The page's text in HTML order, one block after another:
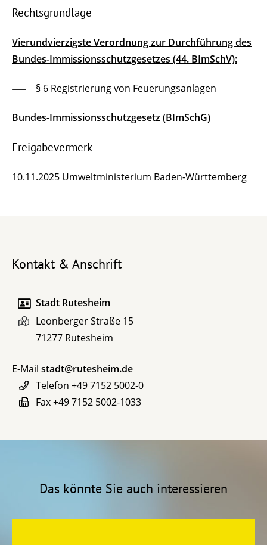
Rechtsgrundlage
Vierundvierzigste Verordnung zur Durchführung des
Bundes-Immissionsschutzgesetzes (44. BImSchV):
§ 6 Registrierung von Feuerungsanlagen
Bundes-Immissionsschutzgesetz (BImSchG)
Freigabevermerk
10.11.2025 Umweltministerium Baden-Württemberg
Kontakt & Anschrift
Stadt Rutesheim
Leonberger Straße 15
71277 Rutesheim
E-Mail stadt@rutesheim.de
Telefon +49 7152 5002-0
Fax+49 7152 5002-1033
Das könnte Sie auch interessieren